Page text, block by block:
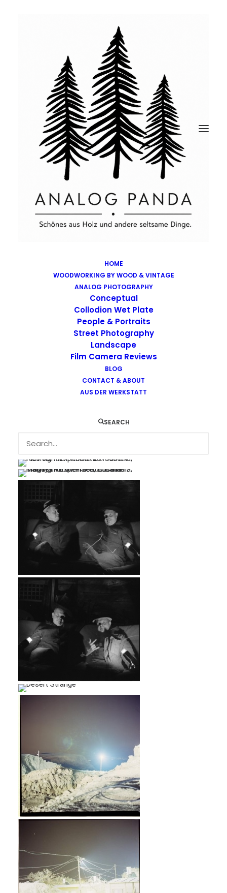
HOME
WOODWORKING BY WOOD & VINTAGE
ANALOG PHOTOGRAPHY
Conceptual
Collodion Wet Plate
People & Portraits
Street Photography
Landscape
Film Camera Reviews
BLOG
CONTACT & ABOUT
AUS DER WERKSTATT
SEARCH
Images tagged "long-time-exposure"
Images tagged "long-time-
…
…
…